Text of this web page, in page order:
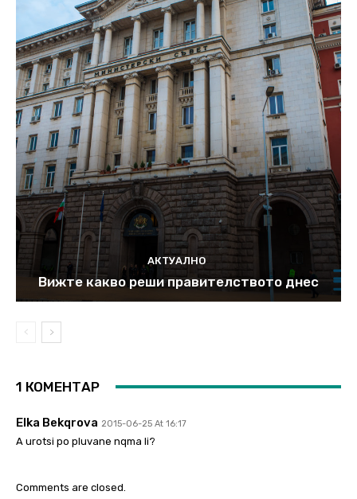
АКТУАЛНО
Вижте какво реши правителството днес
1 КОМЕНТАР
Elka Bekqrova 2015-06-25 At 16:17
A urotsi po pluvane nqma li?
Comments are closed.